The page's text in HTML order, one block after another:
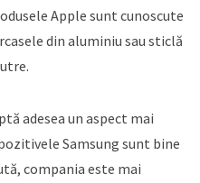
Apple sunt cunoscute
din aluminiu sau sticlă
adesea un aspect mai
Samsung sunt bine
compania este mai